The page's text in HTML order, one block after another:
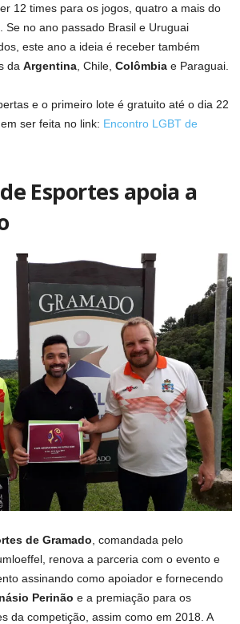
12 times para os jogos, quatro a mais do
Se no ano passado Brasil e Uruguai
este ano a ideia é receber também
da Argentina , Chile, Colômbia e Paraguai.
e o primeiro lote é gratuito até o dia 22
ser feita no link: Encontro LGBT de
Esportes apoia a
de Gramado , comandada pelo
renova a parceria com o evento e
assinando como apoiador e fornecendo
Perinão e a premiação para os
da competição, assim como em 2018. A